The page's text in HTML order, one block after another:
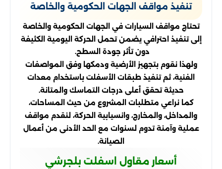
تنفيذ مواقف الجهات الحكومية والخاصة
تحتاج مواقف السيارات في الجهات الحكومية والخاصة
إلى تنفيذ احترافي يضمن تحمل الحركة اليومية الكثيفة
دون تأثر جودة السطح.
ولهذا نقوم بتجهيز الأرضية ودمكها وفق المواصفات
الفنية، ثم تنفيذ طبقات الأسفلت باستخدام معدات
حديثة تحقق أعلى درجات التماسك والمتانة.
كما نراعي متطلبات المشروع من حيث المساحات،
والمداخل، والمخارج، وانسيابية الحركة، لنقدم مواقف
عملية وآمنة تدوم لسنوات مع الحد الأدنى من أعمال
الصيانة.
أسعار مقاول اسفلت بلجرشي